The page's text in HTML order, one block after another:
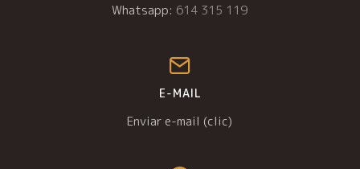
Whatsapp: 614 315 119
E-MAIL
Enviar e-mail (clic)